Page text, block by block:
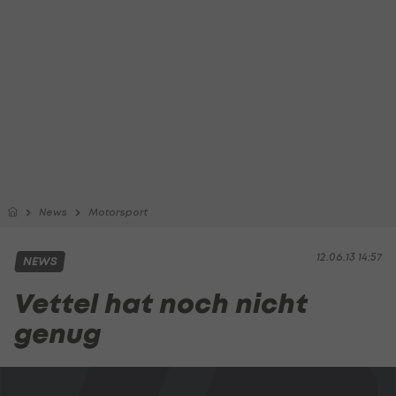
News Motorsport
12.06.13 14:57
NEWS
Vettel hat noch nicht
genug